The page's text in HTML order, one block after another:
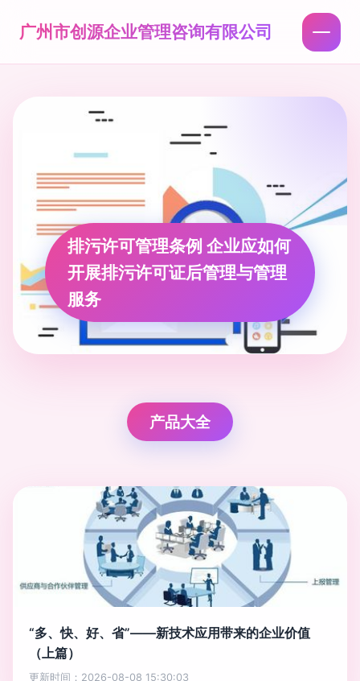
广州市创源企业管理咨询有限公司
排污许可管理条例 企业应如何
开展排污许可证后管理与管理
服务
产品大全
“多、快、好、省”——新技术应用带来的企业价值
（上篇）
更新时间：2026-08-08 15:30:03